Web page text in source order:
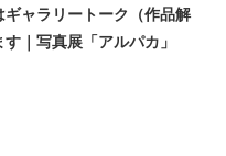
ギャラリートーク（作品解
｜写真展「アルパカ」